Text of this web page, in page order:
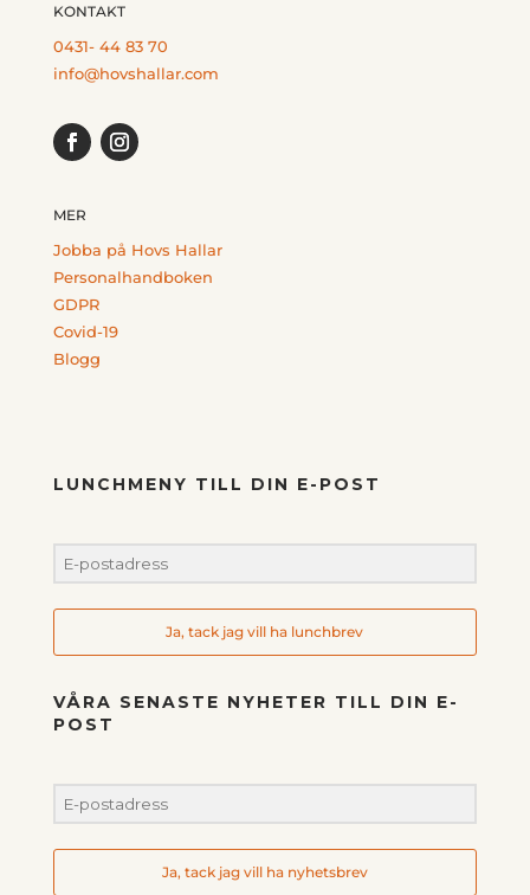
KONTAKT
0431- 44 83 70
info@hovshallar.com
MER
Jobba på Hovs Hallar
Personalhandboken
GDPR
Covid-19
Blogg
LUNCHMENY TILL DIN E-POST
Ja, tack jag vill ha lunchbrev
VÅRA SENASTE NYHETER TILL DIN E-
POST
Ja, tack jag vill ha nyhetsbrev